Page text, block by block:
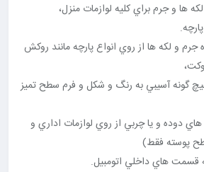
ها و جرم براي كليه لوازمات منزل،
جرم و لكه ها از روي انواع پارچه مانند روكش
گونه آسيبي به رنگ و شكل و فرم سطح تميز
هاي دوده و يا چربي از روي لوازمات اداري و
پوسته فقط)
قسمت هاي داخلي اتومبيل.